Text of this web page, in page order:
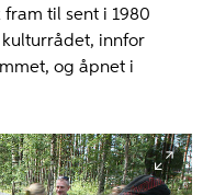
til sent i 1980
innfor
og åpnet i